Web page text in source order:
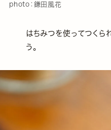
photo：鎌田風花
はちみつを使ってつくら
う。